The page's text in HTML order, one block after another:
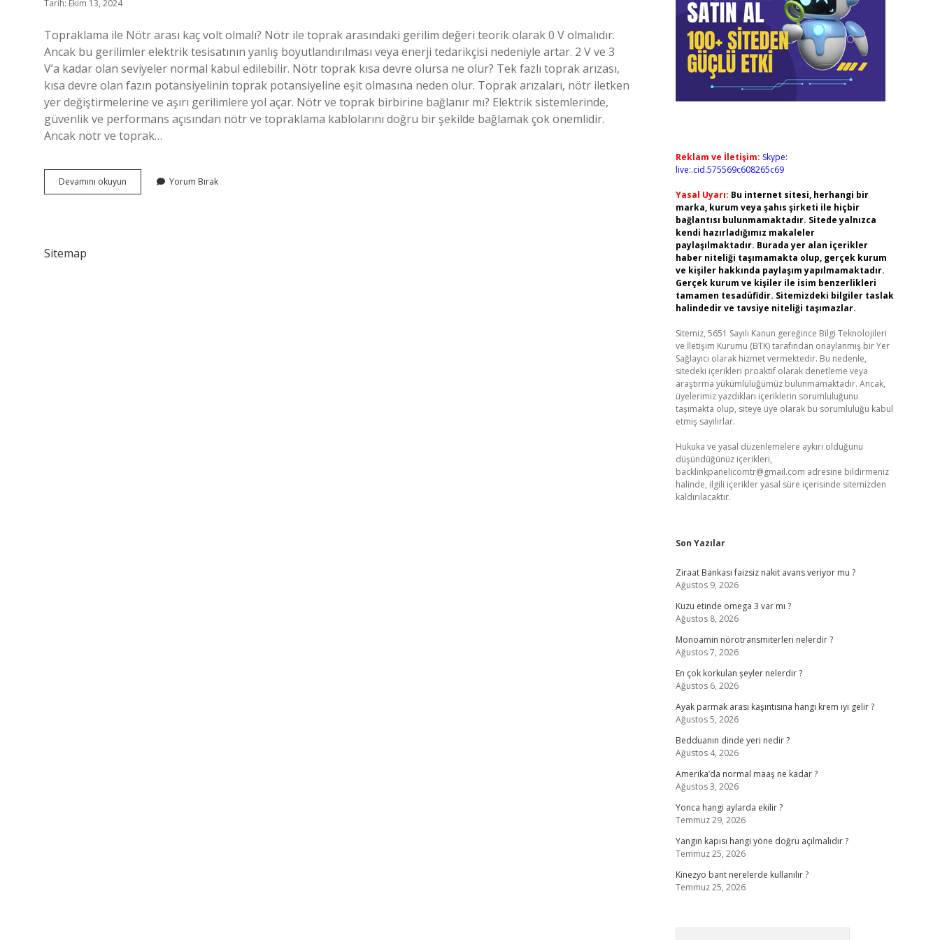
Tarih: Ekim 13, 2024
Topraklama ile Nötr arası kaç volt olmalı? Nötr ile toprak arasındaki gerilim değeri teorik olarak 0 V olmalıdır.
Ancak bu gerilimler elektrik tesisatının yanlış boyutlandırılması veya enerji tedarikçisi nedeniyle artar. 2 V ve 3
V’a kadar olan seviyeler normal kabul edilebilir. Nötr toprak kısa devre olursa ne olur? Tek fazlı toprak arızası,
kısa devre olan fazın potansiyelinin toprak potansiyeline eşit olmasına neden olur. Toprak arızaları, nötr iletken
yer değiştirmelerine ve aşırı gerilimlere yol açar. Nötr ve toprak birbirine bağlanır mı? Elektrik sistemlerinde,
güvenlik ve performans açısından nötr ve topraklama kablolarını doğru bir şekilde bağlamak çok önemlidir.
Ancak nötr ve toprak…
Devamını okuyun
Ve
Yorum Bırak
Sitemap
Reklam ve İletişim: Skype:
live:.cid.575569c608265c69
Yasal Uyarı: Bu internet sitesi, herhangi bir
marka, kurum veya şahıs şirketi ile hiçbir
bağlantısı bulunmamaktadır. Sitede yalnızca
kendi hazırladığımız makaleler
paylaşılmaktadır. Burada yer alan içerikler
haber niteliği taşımamakta olup, gerçek kurum
ve kişiler hakkında paylaşım yapılmamaktadır.
Gerçek kurum ve kişiler ile isim benzerlikleri
tamamen tesadüfidir. Sitemizdeki bilgiler taslak
halindedir ve tavsiye niteliği taşımazlar.
Sitemiz, 5651 Sayılı Kanun gereğince Bilgi Teknolojileri
ve İletişim Kurumu (BTK) tarafından onaylanmış bir Yer
Sağlayıcı olarak hizmet vermektedir. Bu nedenle,
sitedeki içerikleri proaktif olarak denetleme veya
araştırma yükümlülüğümüz bulunmamaktadır. Ancak,
üyelerimiz yazdıkları içeriklerin sorumluluğunu
taşımakta olup, siteye üye olarak bu sorumluluğu kabul
etmiş sayılırlar.
Hukuka ve yasal düzenlemelere aykırı olduğunu
düşündüğünüz içerikleri,
backlinkpanelicomtr@gmail.com adresine bildirmeniz
halinde, ilgili içerikler yasal süre içerisinde sitemizden
kaldırılacaktır.
Son Yazılar
Ziraat Bankası faizsiz nakit avans veriyor mu ?
Ağustos 9, 2026
Kuzu etinde omega 3 var mı ?
Ağustos 8, 2026
Monoamin nörotransmiterleri nelerdir ?
Ağustos 7, 2026
En çok korkulan şeyler nelerdir ?
Ağustos 6, 2026
Ayak parmak arası kaşıntısına hangi krem iyi gelir ?
Ağustos 5, 2026
Bedduanın dinde yeri nedir ?
Ağustos 4, 2026
Amerika’da normal maaş ne kadar ?
Ağustos 3, 2026
Yonca hangi aylarda ekilir ?
Temmuz 29, 2026
Yangın kapısı hangi yöne doğru açılmalıdır ?
Temmuz 25, 2026
Kinezyo bant nerelerde kullanılır ?
Temmuz 25, 2026